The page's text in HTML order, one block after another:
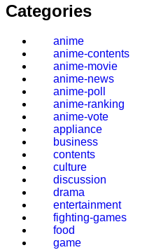
Categories
anime
anime-contents
anime-movie
anime-news
anime-poll
anime-ranking
anime-vote
appliance
business
contents
culture
discussion
drama
entertainment
fighting-games
food
game